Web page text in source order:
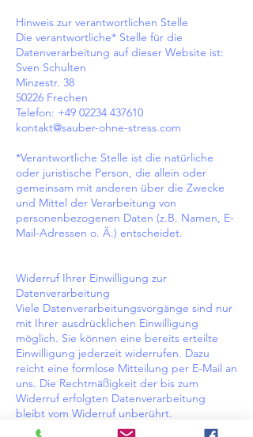
Hinweis zur verantwortlichen Stelle
Die verantwortliche* Stelle für die
Datenverarbeitung auf dieser Website ist:
Sven Schulten
Minzestr. 38
50226 Frechen
Telefon: +49 02234 437610
kontakt@sauber-ohne-stress.com
*Verantwortliche Stelle ist die natürliche
oder juristische Person, die allein oder
gemeinsam mit anderen über die Zwecke
und Mittel der Verarbeitung von
personenbezogenen Daten (z.B. Namen, E-
Mail-Adressen o. Ä.) entscheidet.
Widerruf Ihrer Einwilligung zur
Datenverarbeitung
Viele Datenverarbeitungsvorgänge sind nur
mit Ihrer ausdrücklichen Einwilligung
möglich. Sie können eine bereits erteilte
Einwilligung jederzeit widerrufen. Dazu
reicht eine formlose Mitteilung per E-Mail an
uns. Die Rechtmäßigkeit der bis zum
Widerruf erfolgten Datenverarbeitung
bleibt vom Widerruf unberührt.